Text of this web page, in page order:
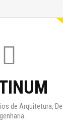
de Arquitetura,